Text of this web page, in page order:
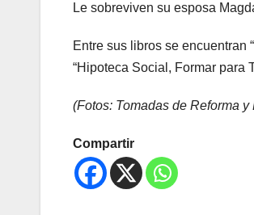
Le sobreviven su esposa
Entre sus libros se encuentran
“Hipoteca Social, Formar para
(Fotos: Tomadas de Reforma y
Compartir